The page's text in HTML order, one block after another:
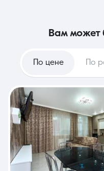
вам
По цене По